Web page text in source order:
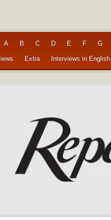
A B C D E F G
Extra Interviews in English